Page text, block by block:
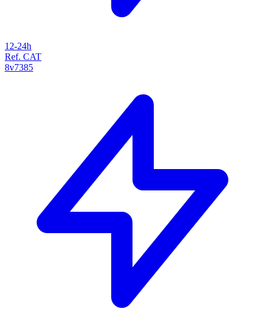
12-24h
Ref. CAT
8v7385